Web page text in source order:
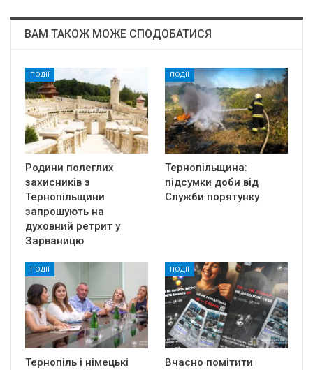
ВАМ ТАКОЖ МОЖЕ СПОДОБАТИСЯ
ПОДІЇ
Родини полеглих
захисників з
Тернопільщини
запрошують на
духовний ретрит у
Зарваницю
ПОДІЇ
Тернопільщина:
підсумки доби від
Служби порятунку
ПОДІЇ
Тернопіль і німецькі
ПОДІЇ
Вчасно помітити